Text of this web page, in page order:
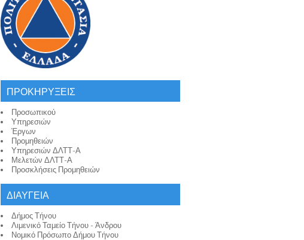
ΠΡΟΚΗΡΥΞΕΙΣ
Προσωπικού
Υπηρεσιών
Έργων
Προμηθειών
Υπηρεσιών ΔΛΤΤ-Α
Μελετών ΔΛΤΤ-Α
Προσκλήσεις Προμηθειών
ΔΙΑΥΓΕΙΑ
Δήμος Τήνου
Λιμενικό Ταμείο Τήνου - Άνδρου
Νομικό Πρόσωπο Δήμου Τήνου